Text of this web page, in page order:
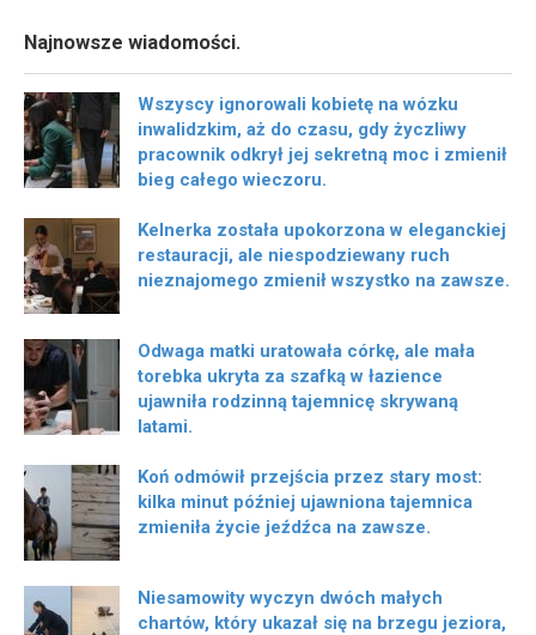
Najnowsze wiadomości.
Wszyscy ignorowali kobietę na wózku
inwalidzkim, aż do czasu, gdy życzliwy
pracownik odkrył jej sekretną moc i zmienił
bieg całego wieczoru.
Kelnerka została upokorzona w eleganckiej
restauracji, ale niespodziewany ruch
nieznajomego zmienił wszystko na zawsze.
Odwaga matki uratowała córkę, ale mała
torebka ukryta za szafką w łazience
ujawniła rodzinną tajemnicę skrywaną
latami.
Koń odmówił przejścia przez stary most:
kilka minut później ujawniona tajemnica
zmieniła życie jeźdźca na zawsze.
Niesamowity wyczyn dwóch małych
chartów, który ukazał się na brzegu jeziora,